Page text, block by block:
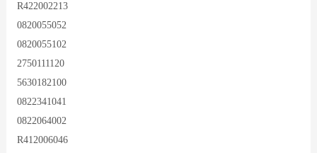
R422002213
0820055052
0820055102
2750111120
5630182100
0822341041
0822064002
R412006046